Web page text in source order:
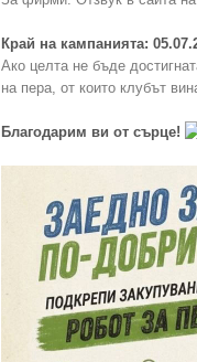
Край на кампанията:
Ако целта не бъде
на пера, от които клубът
Благодарим ви от сърце!